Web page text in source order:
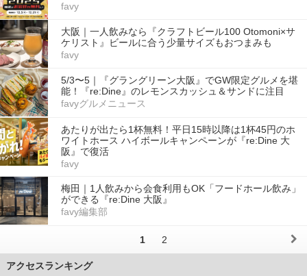
favy
大阪｜一人飲みなら『クラフトビール100 Otomoni×サ
ケリスト』ビールに合う少量サイズもおつまみも
favy
5/3〜5｜『グラングリーン大阪』でGW限定グルメを堪
能！『re:Dine』のレモンスカッシュ＆サンドに注目
favyグルメニュース
あたりが出たら1杯無料！平日15時以降は1杯45円のホ
ワイトホース ハイボールキャンペーンが『re:Dine 大
阪』で復活
favy
梅田｜1人飲みから会食利用もOK「フードホール飲み」
ができる『re:Dine 大阪』
favy編集部
1 2
アクセスランキング